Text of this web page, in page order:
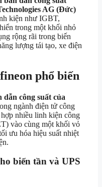
AG (Đức)
kiện như IGBT,
trong một khối nhỏ
rộng rãi trong biến
lượng tái tạo, xe điện
phổ biến
dẫn công suất của
ngành điện tử công
nhiều linh kiện công
vào cùng một khối vỏ
ưu hóa hiệu suất nhiệt
biến tần và UPS